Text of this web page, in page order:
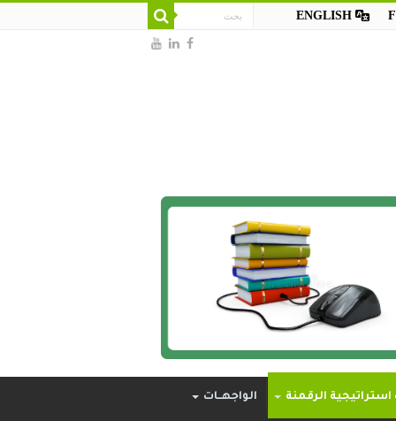
ENGLISH
الرقمنة الواجهــات